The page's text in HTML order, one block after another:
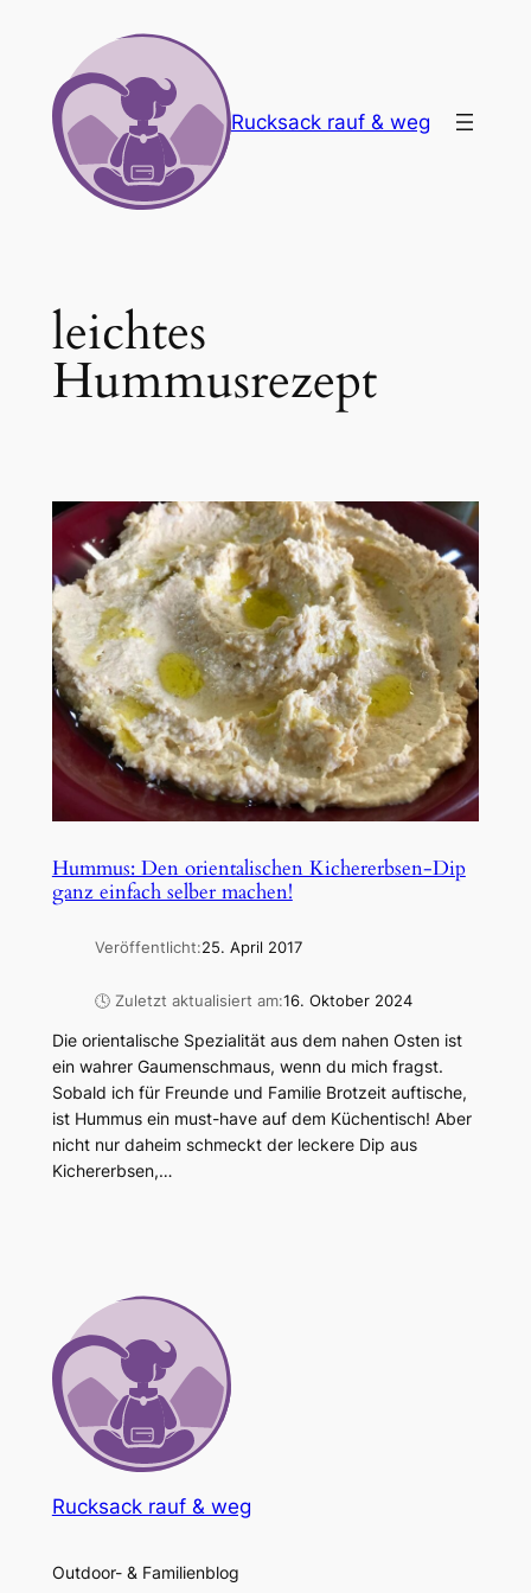
springen
Rucksack rauf & weg
leichtes
Hummusrezept
Hummus: Den orientalischen Kichererbsen-Dip
ganz einfach selber machen!
Veröffentlicht:25. April 2017
🕓 Zuletzt aktualisiert am:16. Oktober 2024
Die orientalische Spezialität aus dem nahen Osten ist
ein wahrer Gaumenschmaus, wenn du mich fragst.
Sobald ich für Freunde und Familie Brotzeit auftische,
ist Hummus ein must-have auf dem Küchentisch! Aber
nicht nur daheim schmeckt der leckere Dip aus
Kichererbsen,…
Rucksack rauf & weg
Outdoor- & Familienblog